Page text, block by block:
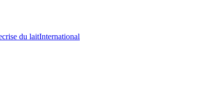
crise du laitInternational